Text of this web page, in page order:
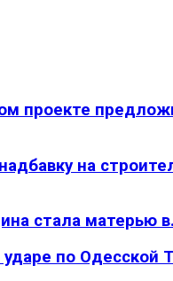
проекте
на
стала матерью
по Одесской